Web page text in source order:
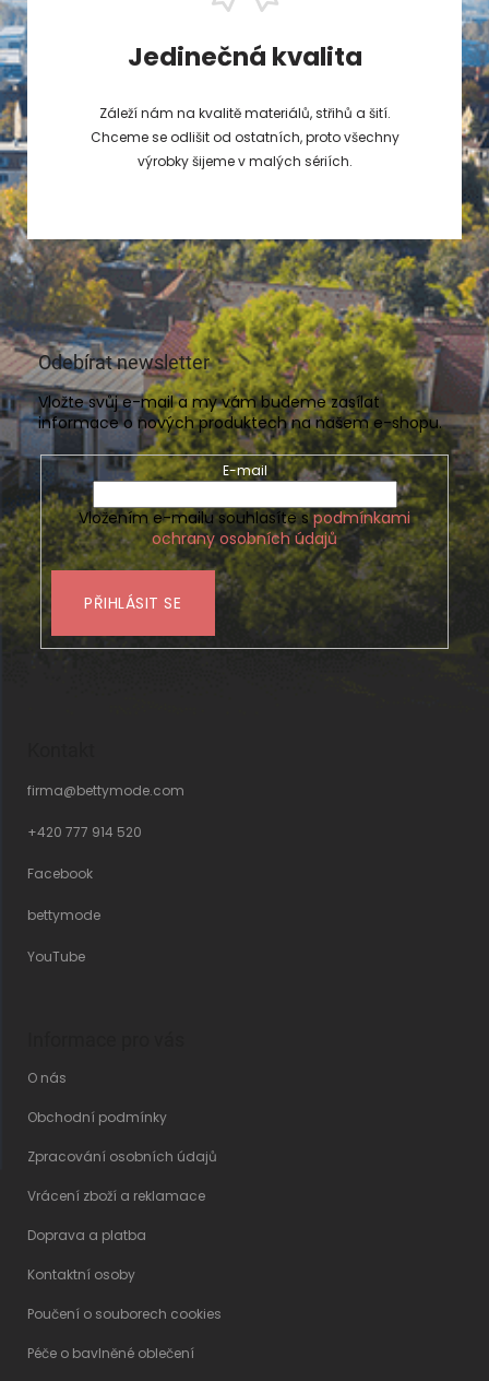
Jedinečná kvalita
Záleží nám na kvalitě materiálů, střihů a šití.
Chceme se odlišit od ostatních, proto všechny
výrobky šijeme v malých sériích.
Odebírat newsletter
Vložte svůj e-mail a my vám budeme zasílat
informace o nových produktech na našem e-shopu.
E-mail
Vložením e-mailu souhlasíte spodmínkami
ochrany osobních údajů
PŘIHLÁSIT SE
firma@bettymode.com
+420 777 914 520
Facebook
bettymode
YouTube
O nás
Obchodní podmínky
Zpracování osobních údajů
Vrácení zboží a reklamace
Doprava a platba
Kontaktní osoby
Poučení o souborech cookies
Péče o bavlněné oblečení